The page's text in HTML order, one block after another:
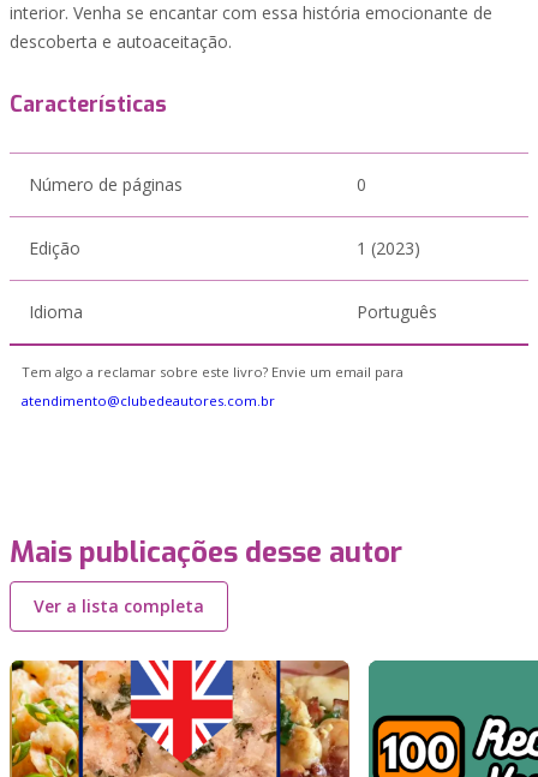
interior. Venha se encantar com essa história emocionante de
descoberta e autoaceitação.
Características
Número de páginas 0
Edição 1 (2023)
Idioma Português
Tem algo a reclamar sobre este livro? Envie um email para
atendimento@clubedeautores.com.br
Mais publicações desse autor
Ver a lista completa